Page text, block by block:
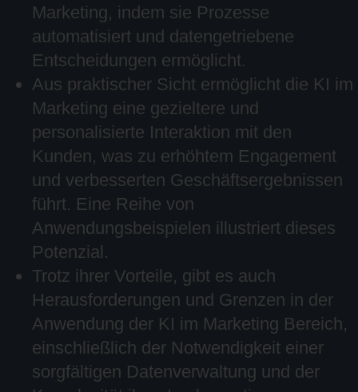
Marketing, indem sie Prozesse
automatisiert und datengetriebene
Entscheidungen ermöglicht.
Aus praktischer Sicht ermöglicht die KI im
Marketing eine gezieltere und
personalisierte Interaktion mit den
Kunden, was zu erhöhtem Engagement
und verbesserten Geschäftsergebnissen
führt. Eine Reihe von
Anwendungsbeispielen illustriert dieses
Potenzial.
Trotz ihrer Vorteile, gibt es auch
Herausforderungen und Grenzen in der
Anwendung der KI im Marketing Bereich,
einschließlich der Notwendigkeit einer
sorgfältigen Datenverwaltung und der